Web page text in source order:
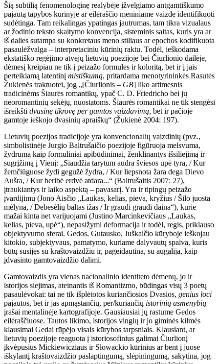
Šią subtilią fenomenologinę realybėje įžvelgiamo antgamtiškumo
pajautą tapybos kūrinyje ar eilėraščio meniniame vaizde identifikuoti
sudėtinga. Tam reikalingas ypatingas jautrumas, tam tikra vizualaus
ar žodinio teksto skaitymo konvencija, sisteminis saitas, kuris yra ar
iš dalies sutampa su konkretaus meno stiliaus ar epochos kodifikuota
pasaulėžvalga – interpretaciniu kūrinių raktu. Todėl, ieškodama
ekstatiško regėjimo atvejų lietuvių poezijoje bei Čiurlionio dailėje,
dėmesį kreipiau ne tik į peizažo formules ir koloritą, bet ir į jais
perteikiamą latentinį mistiškumą, pritardama menotyrininkės Rasutės
Žukienės traktuotei, jog „[Čiurlionis – GB] liko artimesnis
tradicinėms Šiaurės romantikų, ypač C. D. Friedricho bei jų
neoromantinių sekėjų, nuostatoms. Šiaurės romantikai ne tik stengėsi
išreikšti dvasinę tikrovę per gamtos vaizdavimą, bet ir pačioje
gamtoje ieškojo dvasinių apraiškų“ (Žukienė 2004: 197).
Lietuvių poezijos tradicijoje yra konvencionalių vaizdinių (pvz.,
simbolistinėje Jurgio Baltrušaičio poezijoje figūruoja melsvuma,
žydruma kaip formuliniai apibūdinimai, ženklinantys išsiliejimą ir
sugrįžimą į Vienį: „Siaudžia tarytum audra šviesos upė tyra, / Kur
žemčiūguose žydi gegužė žydra, / Kur liepsnota žara dega Dievo
Aušra, / Kur beribė erdvė atdara...“ (Baltrušaitis 2007: 27),
įtraukiantys ir laiko aspektą – pavasarį. Yra ir tipingų peizažo
įvardijimų (Jono Aisčio „Laukas, kelias, pieva, kryžius / Šilo juosta
mėlyna, / Debesėlių baltas ižas / Ir graudi graudi daina“), kurie
mažai kinta net varijuojami (Justino Marcinkevičiaus „Laukas,
kelias, pieva, upė“), nepasižymi deformacija ir todėl, regis, priklauso
objektyvumo sferai. Gedos, Gutausko, Juškaičio kūryboje ieškojau
kitokio, subjektyvaus, pamatymo, kuriame dalyvautų spalva, kuris
būtų susijęs su kraštovaizdžiu ir, pageidautina, su augalija, kaip
įdvasinto gamtovaizdžio dalimi.
Gamtovaizdis yra vienas nacionalinio identiteto dėmenų, jo ir
istorijos siejimas, ateinantis iš Romantizmo, būdingas visų 3 poetų
pasaulėvokai: tai ne tik išplėtotos kuriančiosios Dvasios, genius loci
pajautos, bet ir jas apmąstančių, per/kuriančių istorinių asmenybių
įrašai mentalinėje kartografijoje. Gausiausiai jų rastume Gedos
eilėraščiuose. Tautos likimo, istorijos vingių ir jo giminės kilmės
klausimai Gedai rūpėjo visais kūrybos tarpsniais. Klausiant, ar
lietuvių poezijoje reaguota į istoriosofinius galimai Čiurlionį
įkvėpusius Mickiewicziaus ir Słowackio kūrinius ar bent į juose
iškylantį kraštovaizdžio paslaptingumą, slėpiningumą, sakytina, jog